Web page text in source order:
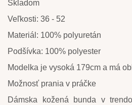
Skladom
Veľkosti: 36 - 52
Materiál: 100% polyuretán
Podšívka: 100% polyester
Modelka je vysoká 179cm a má
Možnosť prania v práčke
Dámska kožená bunda v